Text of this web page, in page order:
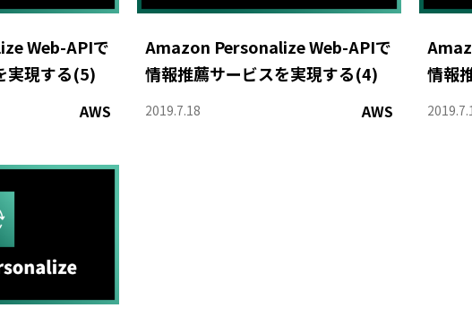
Web-APIで
実現する(5)
AWS
Amazon Personalize Web-APIで
情報推薦サービスを実現する(4)
2019.7.18 AWS
情報